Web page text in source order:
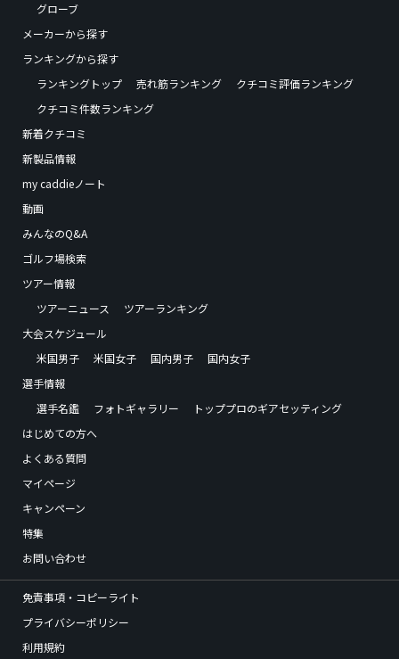
グローブ
メーカーから探す
ランキングから探す
ランキングトップ
売れ筋ランキング
クチコミ評価ランキング
クチコミ件数ランキング
新着クチコミ
新製品情報
my caddieノート
動画
みんなのQ&A
ゴルフ場検索
ツアー情報
ツアーニュース
ツアーランキング
大会スケジュール
米国男子
米国女子 国内男子
国内女子
選手情報
選手名鑑
フォトギャラリー
トッププロのギアセッティング
はじめての方へ
よくある質問
マイページ
キャンペーン
特集
お問い合わせ
免責事項・コピーライト
プライバシーポリシー
利用規約